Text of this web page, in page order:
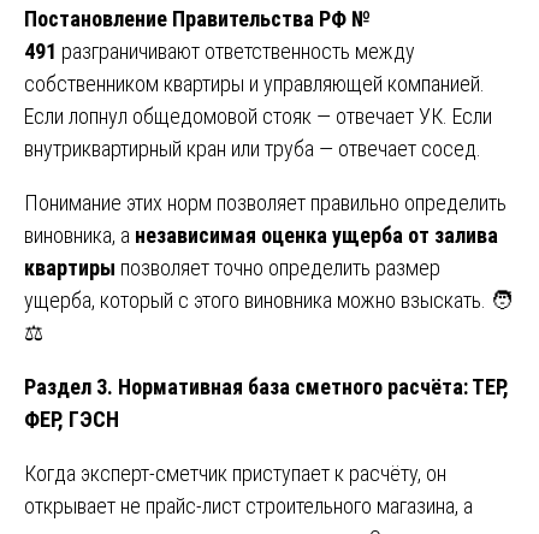
Постановление Правительства РФ №
491 разграничивают ответственность между
собственником квартиры и управляющей компанией.
Если лопнул общедомовой стояк — отвечает УК. Если
внутриквартирный кран или труба — отвечает сосед.
Понимание этих норм позволяет правильно определить
виновника, а независимая оценка ущерба от залива
квартиры позволяет точно определить размер
ущерба, который с этого виновника можно взыскать. 🧑
⚖️
Раздел 3. Нормативная база сметного расчёта: ТЕР,
ФЕР, ГЭСН
Когда эксперт-сметчик приступает к расчёту, он
открывает не прайс-лист строительного магазина, а